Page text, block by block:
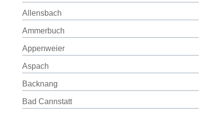
Allensbach
Ammerbuch
Appenweier
Aspach
Backnang
Bad Cannstatt